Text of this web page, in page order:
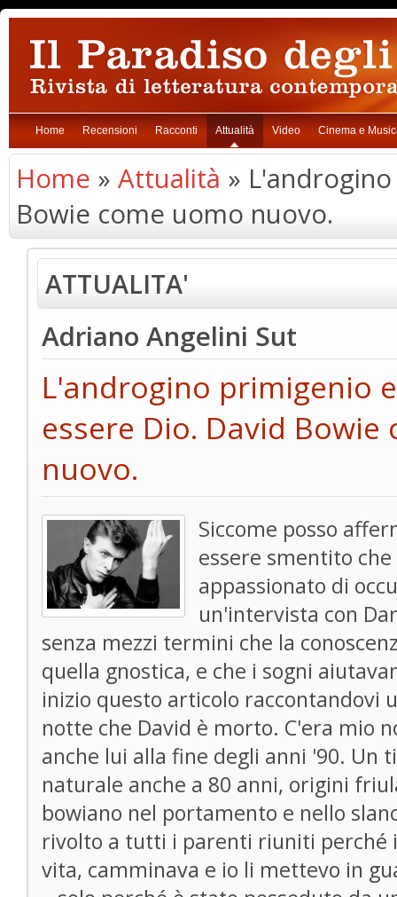
Home Recensioni Racconti Attualità Video Cinema e
Home » Attualità »
Bowie come uomo nuovo.
ATTUALITA'
Adriano Angelini Sut
L'androgino primigenio
essere Dio. David Bowie
nuovo.
Siccome posso
essere smentito
appassionato di
un'intervista con
senza mezzi termini che la
quella gnostica, e che i sogni
inizio questo articolo raccontandovi
notte che David è morto. C'era mio
anche lui alla fine degli anni '90. Un
naturale anche a 80 anni, origini
bowiano nel portamento e nello
rivolto a tutti i parenti riuniti perché
vita, camminava e io li mettevo in